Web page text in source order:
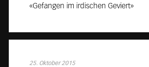
«Gefangen im irdischen Geviert»
25. Oktober 2015